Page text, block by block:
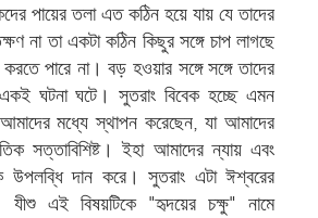
পায়ের তলা এত কঠিন হয়ে যায় যে তাদের
না তা একটা কঠিন কিছুর সঙ্গে চাপ লাগছে
পারে না। বড় হওয়ার সঙ্গে সঙ্গে তাদের
ঘটনা ঘটে। সুতরাং বিবেক হচ্ছে এমন
মধ্যে স্থাপন করেছেন, যা আমাদের
সত্তাবিশিষ্ট। ইহা আমাদের ন্যায় এবং
উপলব্ধি দান করে। সুতরাং এটা ঈশ্বরের
যীশু এই বিষয়টিকে "হৃদয়ের চক্ষু" নামে